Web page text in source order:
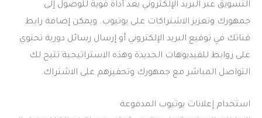
التسويق عبر البريد الإلكتروني يعد أداة قوية للوصول إلى
جمهورك وتعزيز الاشتراكات على يوتيوب. ويمكن إضافة رابط
قناتك في توقيع البريد الإلكتروني أو إرسال رسائل دورية تحتوي
على روابط للفيديوهات الجديدة وهذه الاستراتيجية تتيح لك
التواصل المباشر مع جمهورك وتحفيزهم على الاشتراك.
استخدام إعلانات يوتيوب المدفوعة